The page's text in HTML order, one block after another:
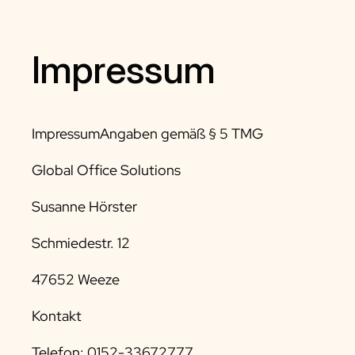
Impressum
ImpressumAngaben gemäß § 5 TMG
Global Office Solutions
Susanne Hörster
Schmiedestr. 12
47652 Weeze
Kontakt